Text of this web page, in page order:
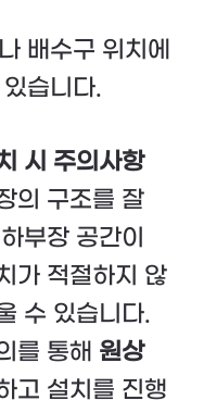
배수구 위치에
습니다.
시 주의사항
의 구조를 잘
부장 공간이
가 적절하지 않
수 있습니다.
를 통해 원상
고 설치를 진행